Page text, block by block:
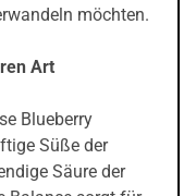
möchten.
Art
Blueberry
Süße der
Säure der